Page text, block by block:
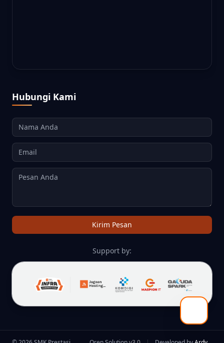
Hubungi Kami
Nama Anda
Email
Pesan Anda
Kirim Pesan
Support by:
WARNA STANDARD
SOROT TAUTAN ANIMASI DIJEDA